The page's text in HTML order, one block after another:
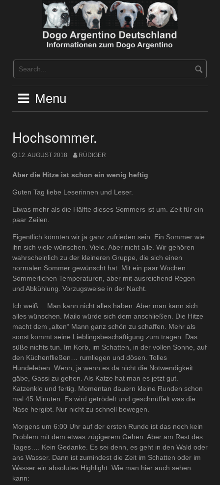
Menu
Hochsommer.
12. AUGUST 2018 RÜDIGER
Aber die Hitze ist schon ein wenig heftig
Guten Tag liebe Leserinnen und Leser.
Etwas mehr als die Hälfte dieses Sommers ist um. Zeit für ein
paar Zeilen.
Eigentlich könnten wir ja ganz zufrieden sein. Ein Sommer wie
ihn sich viele wünschen. Viele. Aber nicht alle. Wir gehören
wahrscheinlich zu der kleineren Gruppe, die sich einen
normalen Sommer gewünscht hat. Mit ein paar Wochen
Sommerlichen Temperaturen, aber mit ausreichend Regen
und Abkühlung. Vorzugsweise in der Nacht.
Ich weiß… Man kann nicht alles haben. Aber man kann sich
alles wünschen. Mailo würde sich dem anschließen. Die Hitze
macht dem „alten“ Mann ganz schön zu schaffen. Mehr als
sonst kommt seine Lieblingsbeschäftigung zum tragen. Das
süße nichts tun. Im Korb, im Schatten, in der vollen Sonne, auf
den Küchenfließen… rumliegen und dösen. Tolles
Hundeleben. Wenn, ja wenn es da nicht die Notwendigkeit
gäbe, Gassi zu gehen. Als Katze hat man es jetzt gut.
Katzenklo und fertig. Momentan dauern kleine Runden schon
mal 45 Minuten. Es wird getrödelt und geschnüffelt was die
Nase hergibt. Nur nicht zu schnell bewegen.
Morgens um 6:00 Uhr auf der ersten Runde ist das noch kein
Problem mit dem etwas zügigerem Gehen. Aber am Rest des
Tages…. Kein Gedanke. Es sei denn, es geht in den Wald oder
ans Wasser. Dann ist zumindest die Zeit im Schatten oder im
Wasser ein absolutes Highlight. Wie man hier auch sehen
kann: